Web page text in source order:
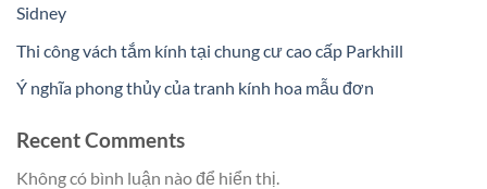
Sidney
Thi công vách tắm kính tại chung cư cao cấp Parkhill
Ý nghĩa phong thủy của tranh kính hoa mẫu đơn
Recent Comments
Không có bình luận nào để hiển thị.